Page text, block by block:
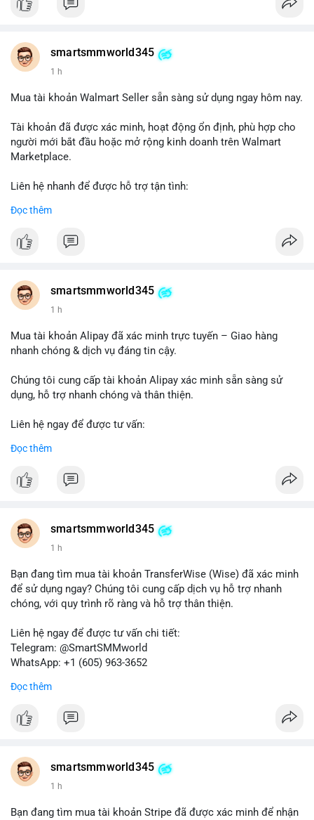
smartsmmworld345
1 h
Mua tài khoản Walmart Seller sẵn sàng sử dụng ngay hôm nay.
Tài khoản đã được xác minh, hoạt động ổn định, phù hợp cho
người mới bắt đầu hoặc mở rộng kinh doanh trên Walmart
Marketplace.
Liên hệ nhanh để được hỗ trợ tận tình:
WhatsApp: +1 (605) 963-3652
#buywalmartselleraccounts
Đọc thêm
smartsmmworld345
1 h
Mua tài khoản Alipay đã xác minh trực tuyến – Giao hàng
nhanh chóng & dịch vụ đáng tin cậy.
Chúng tôi cung cấp tài khoản Alipay xác minh sẵn sàng sử
dụng, hỗ trợ nhanh chóng và thân thiện.
Liên hệ ngay để được tư vấn:
WhatsApp: +1 (605) 963-3652
#buyverifiedalipayaccounts
Đọc thêm
smartsmmworld345
1 h
Bạn đang tìm mua tài khoản TransferWise (Wise) đã xác minh
để sử dụng ngay? Chúng tôi cung cấp dịch vụ hỗ trợ nhanh
chóng, với quy trình rõ ràng và hỗ trợ thân thiện.
Liên hệ ngay để được tư vấn chi tiết:
Telegram: @SmartSMMworld
WhatsApp: +1 (605) 963-3652
Lưu ý: Việc mua bán tài khoản có thể vi phạm điều khoản dịch
Đọc thêm
smartsmmworld345
1 h
Bạn đang tìm mua tài khoản Stripe đã được xác minh để nhận